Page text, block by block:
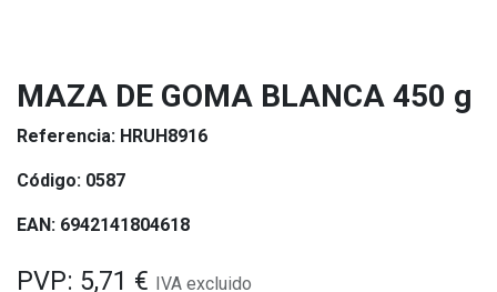
MAZA DE GOMA BLANCA 450 g
Referencia: HRUH8916
Código: 0587
EAN: 6942141804618
PVP: 5,71 € IVA excluido